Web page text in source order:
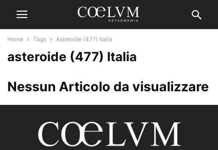
Home Tags Asteroide (477) Italia
asteroide (477) Italia
Nessun Articolo da visualizzare